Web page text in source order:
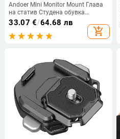
Andoer Mini Monitor Mount Глава
на статив Студена обувка
Адаптер Алуминиева сплав 1/4
инча Винт за светкавица на
камера Микрофон LED
33.07 €/64.68 лв
add_shopping_cart